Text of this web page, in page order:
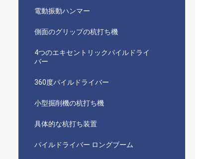
電動振動ハンマー
側面のグリップの杭打ち機
4つのエキセントリックパイルドライ
バー
360度パイルドライバー
小型掘削機の杭打ち機
具体的な杭打ち装置
パイルドライバー ロングブーム